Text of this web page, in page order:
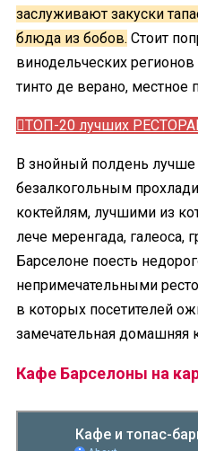
заслуживают закуски
блюда из бобов. Стоит
винодельческих
тинто де верано, местное
ТОП-20 лучших
В знойный полдень лучше
безалкогольным
коктейлям, лучшими из
лече меренгада, галеоса,
Барселоне поесть
непримечательными
в которых посетителей
замечательная домашняя
Кафе Барселоны на